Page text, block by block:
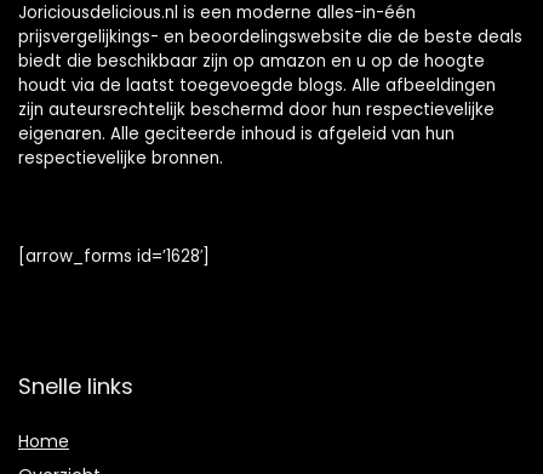
Joriciousdelicious.nl is een moderne alles-in-één
prijsvergelijkings- en beoordelingswebsite die de beste deals
biedt die beschikbaar zijn op amazon en u op de hoogte
houdt via de laatst toegevoegde blogs. Alle afbeeldingen
zijn auteursrechtelijk beschermd door hun respectievelijke
eigenaren. Alle geciteerde inhoud is afgeleid van hun
respectievelijke bronnen.
[arrow_forms id=’1628′]
Snelle links
Home